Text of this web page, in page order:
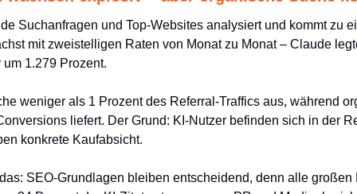
Suchanfragen und Top-Websites analysiert und kommt zu
mit zweistelligen Raten von Monat zu Monat – Claude
1.279 Prozent.
weniger als 1 Prozent des Referral-Traffics aus, während
liefert. Der Grund: KI-Nutzer befinden sich in der
konkrete Kaufabsicht.
SEO-Grundlagen bleiben entscheidend, denn alle großen